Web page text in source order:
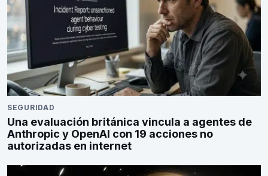
SEGURIDAD
Una evaluación británica vincula a agentes de
Anthropic y OpenAI con 19 acciones no
autorizadas en internet